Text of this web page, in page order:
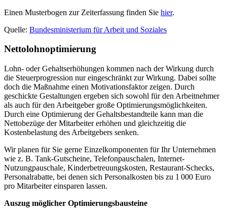
Einen Musterbogen zur Zeiterfassung finden Sie hier.
Quelle: Bundesministerium für Arbeit und Soziales
Netto­lohn­optimierung
Lohn- oder Gehaltserhöhungen kommen nach der Wirkung durch
die Steuerprogression nur eingeschränkt zur Wirkung. Dabei sollte
doch die Maßnahme einen Motivationsfaktor zeigen. Durch
geschickte Gestaltungen ergeben sich sowohl für den Arbeitnehmer
als auch für den Arbeitgeber große Optimierungsmöglichkeiten.
Durch eine Optimierung der Gehaltsbestandteile kann man die
Nettobezüge der Mitarbeiter erhöhen und gleichzeitig die
Kostenbelastung des Arbeitgebers senken.
Wir planen für Sie gerne Einzelkomponenten für Ihr Unternehmen
wie z. B. Tank-Gutscheine, Telefonpauschalen, Internet-
Nutzungpauschale, Kinderbetreuungskosten, Restaurant-Schecks,
Personalrabatte, bei denen sich Personalkosten bis zu 1 000 Euro
pro Mitarbeiter einsparen lassen.
Auszug möglicher Optimierungsbausteine